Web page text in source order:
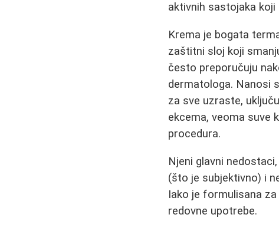
aktivnih sastojaka
Krema je bogata
zaštitni sloj koji
često preporučuju
dermatologa. Nanosi
za sve uzraste,
ekcema, veoma suve
procedura.
Njeni glavni
(što je subjektivno) i
Iako je formulisana
redovne upotrebe.